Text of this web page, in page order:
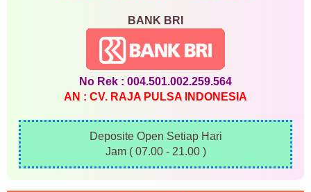
BANK BRI
No Rek : 004.501.002.259.564
AN : CV. RAJA PULSA INDONESIA
Deposite Open Setiap Hari
Jam ( 07.00 - 21.00 )